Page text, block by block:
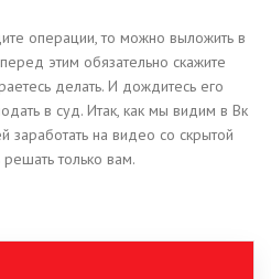
операции, то можно выложить в
этим обязательно скажите
делать. И дождитесь его
в суд. Итак, как мы видим в Вк
заработать на видео со скрытой
только вам.